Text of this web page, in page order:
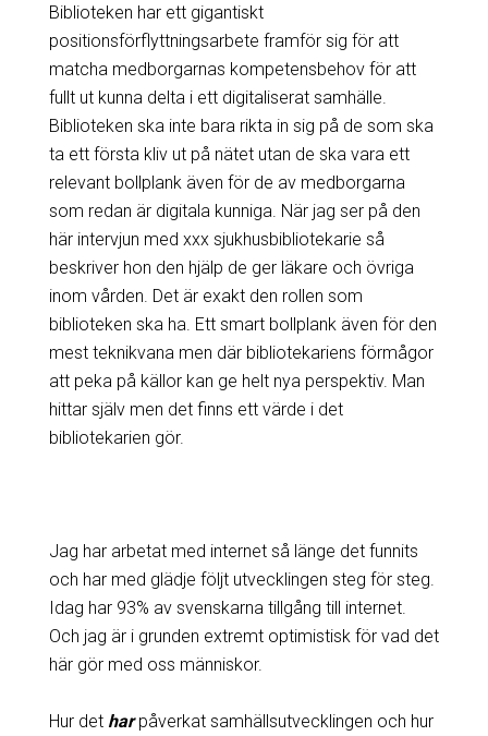
Biblioteken har ett gigantiskt
positionsförflyttningsarbete framför sig för att
matcha medborgarnas kompetensbehov för att
fullt ut kunna delta i ett digitaliserat samhälle.
Biblioteken ska inte bara rikta in sig på de som ska
ta ett första kliv ut på nätet utan de ska vara ett
relevant bollplank även för de av medborgarna
som redan är digitala kunniga. När jag ser på den
här intervjun med xxx sjukhusbibliotekarie så
beskriver hon den hjälp de ger läkare och övriga
inom vården. Det är exakt den rollen som
biblioteken ska ha. Ett smart bollplank även för den
mest teknikvana men där bibliotekariens förmågor
att peka på källor kan ge helt nya perspektiv. Man
hittar själv men det finns ett värde i det
bibliotekarien gör.
Jag har arbetat med internet så länge det funnits
och har med glädje följt utvecklingen steg för steg.
Idag har 93% av svenskarna tillgång till internet.
Och jag är i grunden extremt optimistisk för vad det
här gör med oss människor.
Hur det har påverkat samhällsutvecklingen och hur